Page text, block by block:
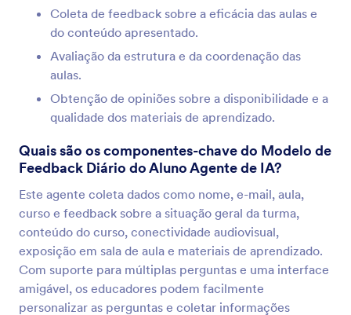
Coleta de feedback sobre a eficácia das aulas e
do conteúdo apresentado.
Avaliação da estrutura e da coordenação das
aulas.
Obtenção de opiniões sobre a disponibilidade e a
qualidade dos materiais de aprendizado.
Quais são os componentes-chave do Modelo de
Feedback Diário do Aluno Agente de IA?
Este agente coleta dados como nome, e-mail, aula,
curso e feedback sobre a situação geral da turma,
conteúdo do curso, conectividade audiovisual,
exposição em sala de aula e materiais de aprendizado.
Com suporte para múltiplas perguntas e uma interface
amigável, os educadores podem facilmente
personalizar as perguntas e coletar informações